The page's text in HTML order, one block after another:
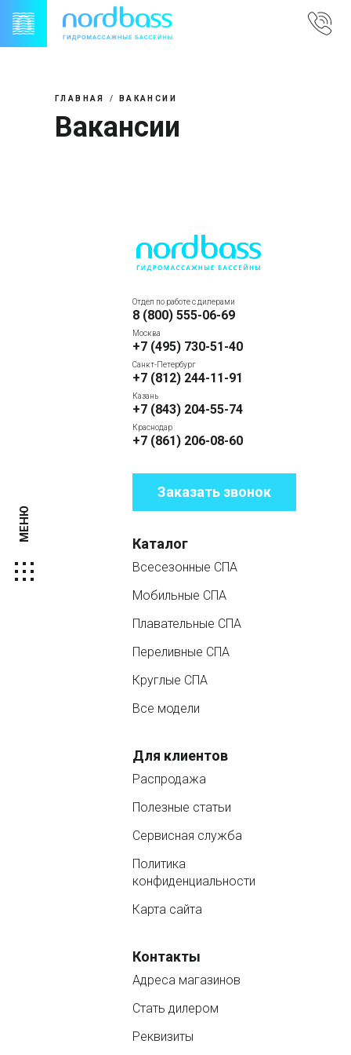
МЕНЮ
ГЛАВНАЯ ВАКАНСИИ
Вакансии
Отдел по работе с дилерами
8 (800) 555-06-69
Москва
+7 (495) 730-51-40
Санкт-Петербург
+7 (812) 244-11-91
Казань
+7 (843) 204-55-74
Краснодар
+7 (861) 206-08-60
Заказать звонок
Каталог
Всесезонные СПА
Мобильные СПА
Плавательные СПА
Переливные СПА
Круглые СПА
Все модели
Для клиентов
Распродажа
Полезные статьи
Сервисная служба
Политика
конфиденциальности
Карта сайта
Контакты
Адреса магазинов
Стать дилером
Реквизиты